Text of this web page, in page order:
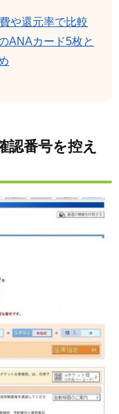
や還元率で比較
ANAカード5枚と
認番号を控え